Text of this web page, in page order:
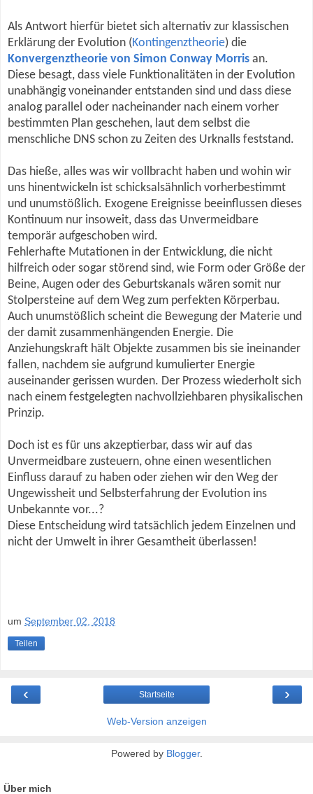
Als Antwort hierfür bietet sich alternativ zur klassischen
Erklärung der Evolution (Kontingenztheorie) die
Konvergenztheorie von Simon Conway Morris an.
Diese besagt, dass viele Funktionalitäten in der Evolution
unabhängig voneinander entstanden sind und dass diese
analog parallel oder nacheinander nach einem vorher
bestimmten Plan geschehen, laut dem selbst die
menschliche DNS schon zu Zeiten des Urknalls feststand.
Das hieße, alles was wir vollbracht haben und wohin wir
uns hinentwickeln ist schicksalsähnlich vorherbestimmt
und unumstößlich. Exogene Ereignisse beeinflussen dieses
Kontinuum nur insoweit, dass das Unvermeidbare
temporär aufgeschoben wird.
Fehlerhafte Mutationen in der Entwicklung, die nicht
hilfreich oder sogar störend sind, wie Form oder Größe der
Beine, Augen oder des Geburtskanals wären somit nur
Stolpersteine auf dem Weg zum perfekten Körperbau.
Auch unumstößlich scheint die Bewegung der Materie und
der damit zusammenhängenden Energie. Die
Anziehungskraft hält Objekte zusammen bis sie ineinander
fallen, nachdem sie aufgrund kumulierter Energie
auseinander gerissen wurden. Der Prozess wiederholt sich
nach einem festgelegten nachvollziehbaren physikalischen
Prinzip.
Doch ist es für uns akzeptierbar, dass wir auf das
Unvermeidbare zusteuern, ohne einen wesentlichen
Einfluss darauf zu haben oder ziehen wir den Weg der
Ungewissheit und Selbsterfahrung der Evolution ins
Unbekannte vor...?
Diese Entscheidung wird tatsächlich jedem Einzelnen und
nicht der Umwelt in ihrer Gesamtheit überlassen!
um September 02, 2018
Teilen
‹ ›
Startseite
Web-Version anzeigen
Powered by Blogger.
Über mich